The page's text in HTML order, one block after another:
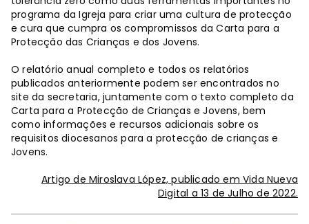
programa da Igreja para criar uma cultura de protecção
e cura que cumpra os compromissos da Carta para a
Protecção das Crianças e dos Jovens.
O relatório anual completo e todos os relatórios
publicados anteriormente podem ser encontrados no
site da secretaria, juntamente com o texto completo da
Carta para a Protecção de Crianças e Jovens, bem
como informações e recursos adicionais sobre os
requisitos diocesanos para a protecção de crianças e
Jovens.
Artigo de Miroslava López, publicado em Vida Nueva
Digital a 13 de Julho de 2022.